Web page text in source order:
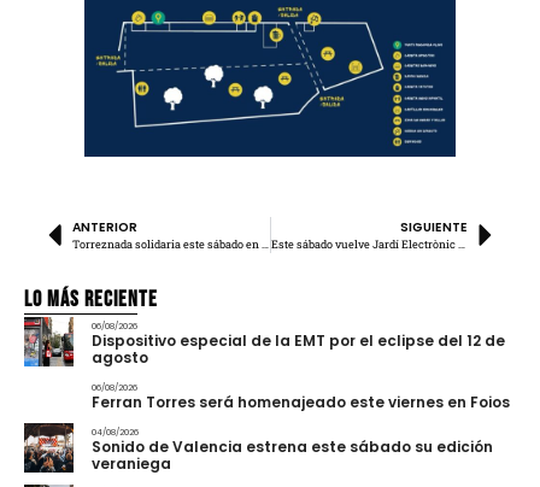
ANTERIOR SIGUIENTE
Lo más Reciente
06/08/2026
Dispositivo especial de la EMT por el eclipse del 12 de
agosto
06/08/2026
Ferran Torres será homenajeado este viernes en Foios
04/08/2026
Sonido de Valencia estrena este sábado su edición
veraniega